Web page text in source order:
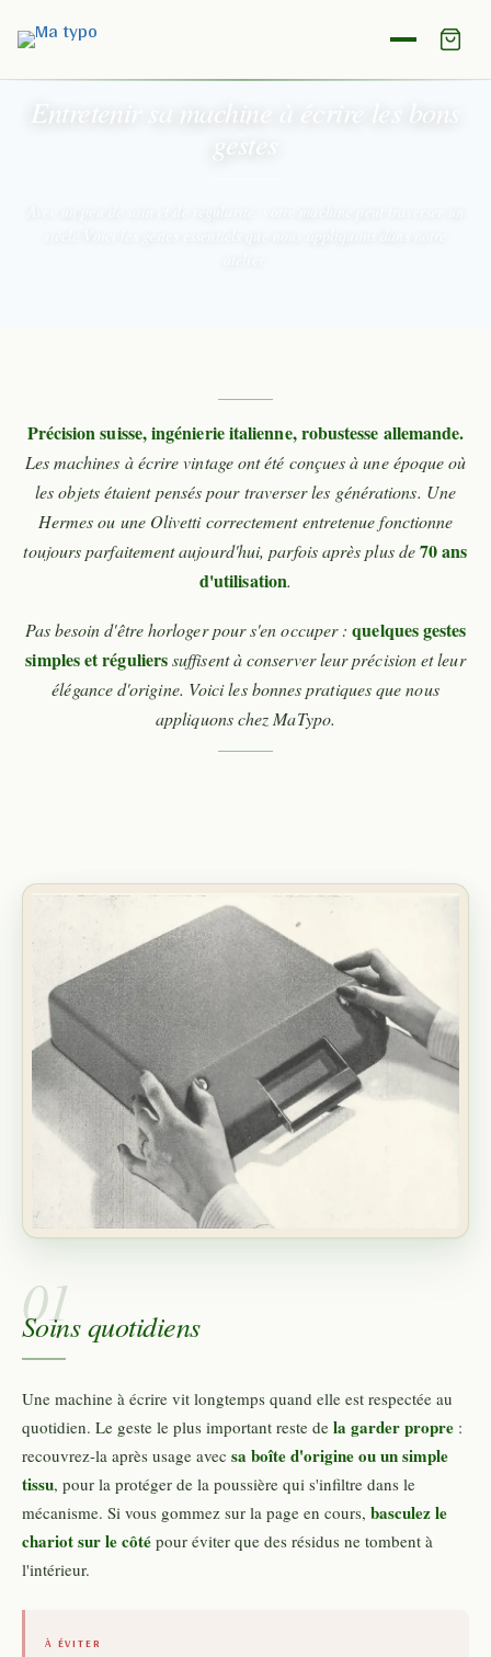
Entretenir sa machine à écrire
les bons
gestes
Précision suisse, ingénierie italienne, robustesse allemande.
Les machines à écrire vintage ont été conçues à une époque où
les objets étaient pensés pour traverser les générations. Une
Hermes ou une Olivetti correctement entretenue fonctionne
toujours parfaitement aujourd'hui, parfois après plus de70 ans
d'utilisation.
Pas besoin d'être horloger pour s'en occuper :quelques gestes
simples et régulierssuffisent à conserver leur précision et leur
élégance d'origine. Voici les bonnes pratiques que nous
appliquons chez MaTypo.
01
Soins quotidiens
Une machine à écrire vit longtemps quand elle est respectée au
quotidien. Le geste le plus important reste de la garder propre :
recouvrez-la après usage avec sa boîte d'origine ou un simple
tissu, pour la protéger de la poussière qui s'infiltre dans le
mécanisme. Si vous gommez sur la page en cours, basculez le
chariot sur le côté pour éviter que des résidus ne tombent à
l'intérieur.
À ÉVITER